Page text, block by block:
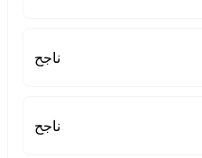
ناجح
ناجح